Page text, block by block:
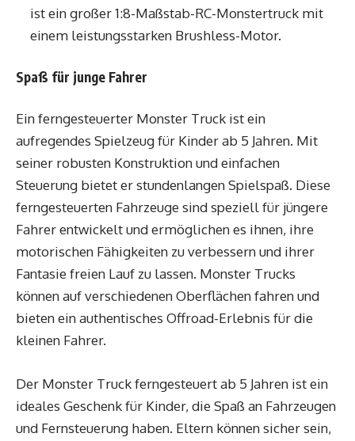
ist ein großer 1:8-Maßstab-RC-Monstertruck mit
einem leistungsstarken Brushless-Motor.
Spaß für junge Fahrer
Ein ferngesteuerter Monster Truck ist ein
aufregendes Spielzeug für Kinder ab 5 Jahren. Mit
seiner robusten Konstruktion und einfachen
Steuerung bietet er stundenlangen Spielspaß. Diese
ferngesteuerten Fahrzeuge sind speziell für jüngere
Fahrer entwickelt und ermöglichen es ihnen, ihre
motorischen Fähigkeiten zu verbessern und ihrer
Fantasie freien Lauf zu lassen. Monster Trucks
können auf verschiedenen Oberflächen fahren und
bieten ein authentisches Offroad-Erlebnis für die
kleinen Fahrer.
Der Monster Truck ferngesteuert ab 5 Jahren ist ein
ideales Geschenk für Kinder, die Spaß an Fahrzeugen
und Fernsteuerung haben. Eltern können sicher sein,